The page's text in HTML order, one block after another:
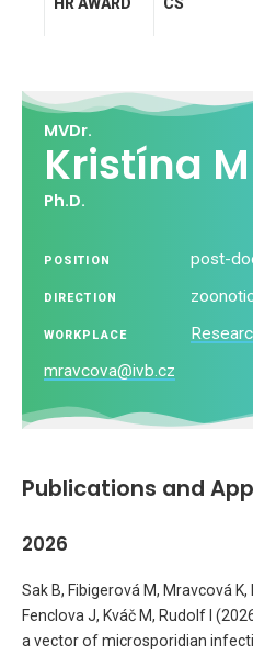
MVDr.
Kristína
Ph.D.
POSITION post-
DIRECTION
WORKPLACE
mravcova@ivb.cz
Publications and
2026
Sak B, Fibigerová M, Mravcová
Fenclova J, Kváč M, Rudolf I
a vector of microsporidian